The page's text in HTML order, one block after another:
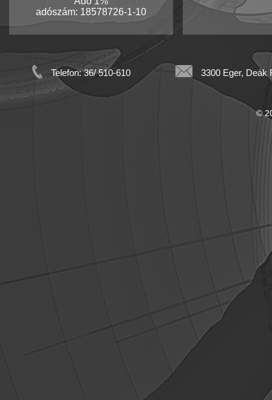
adószám: 18578726-1-10
Telefon: 36/ 510-610 3300 Eger, Deák
©